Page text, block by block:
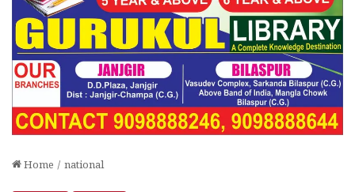
Home / national